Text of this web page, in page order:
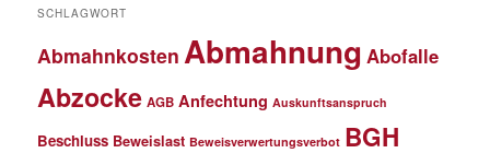
SCHLAGWORT
Abmahnkosten Abmahnung Abofalle
Abzocke AGB Anfechtung Auskunftsanspruch
Beschluss Beweislast Beweisverwertungsverbot BGH